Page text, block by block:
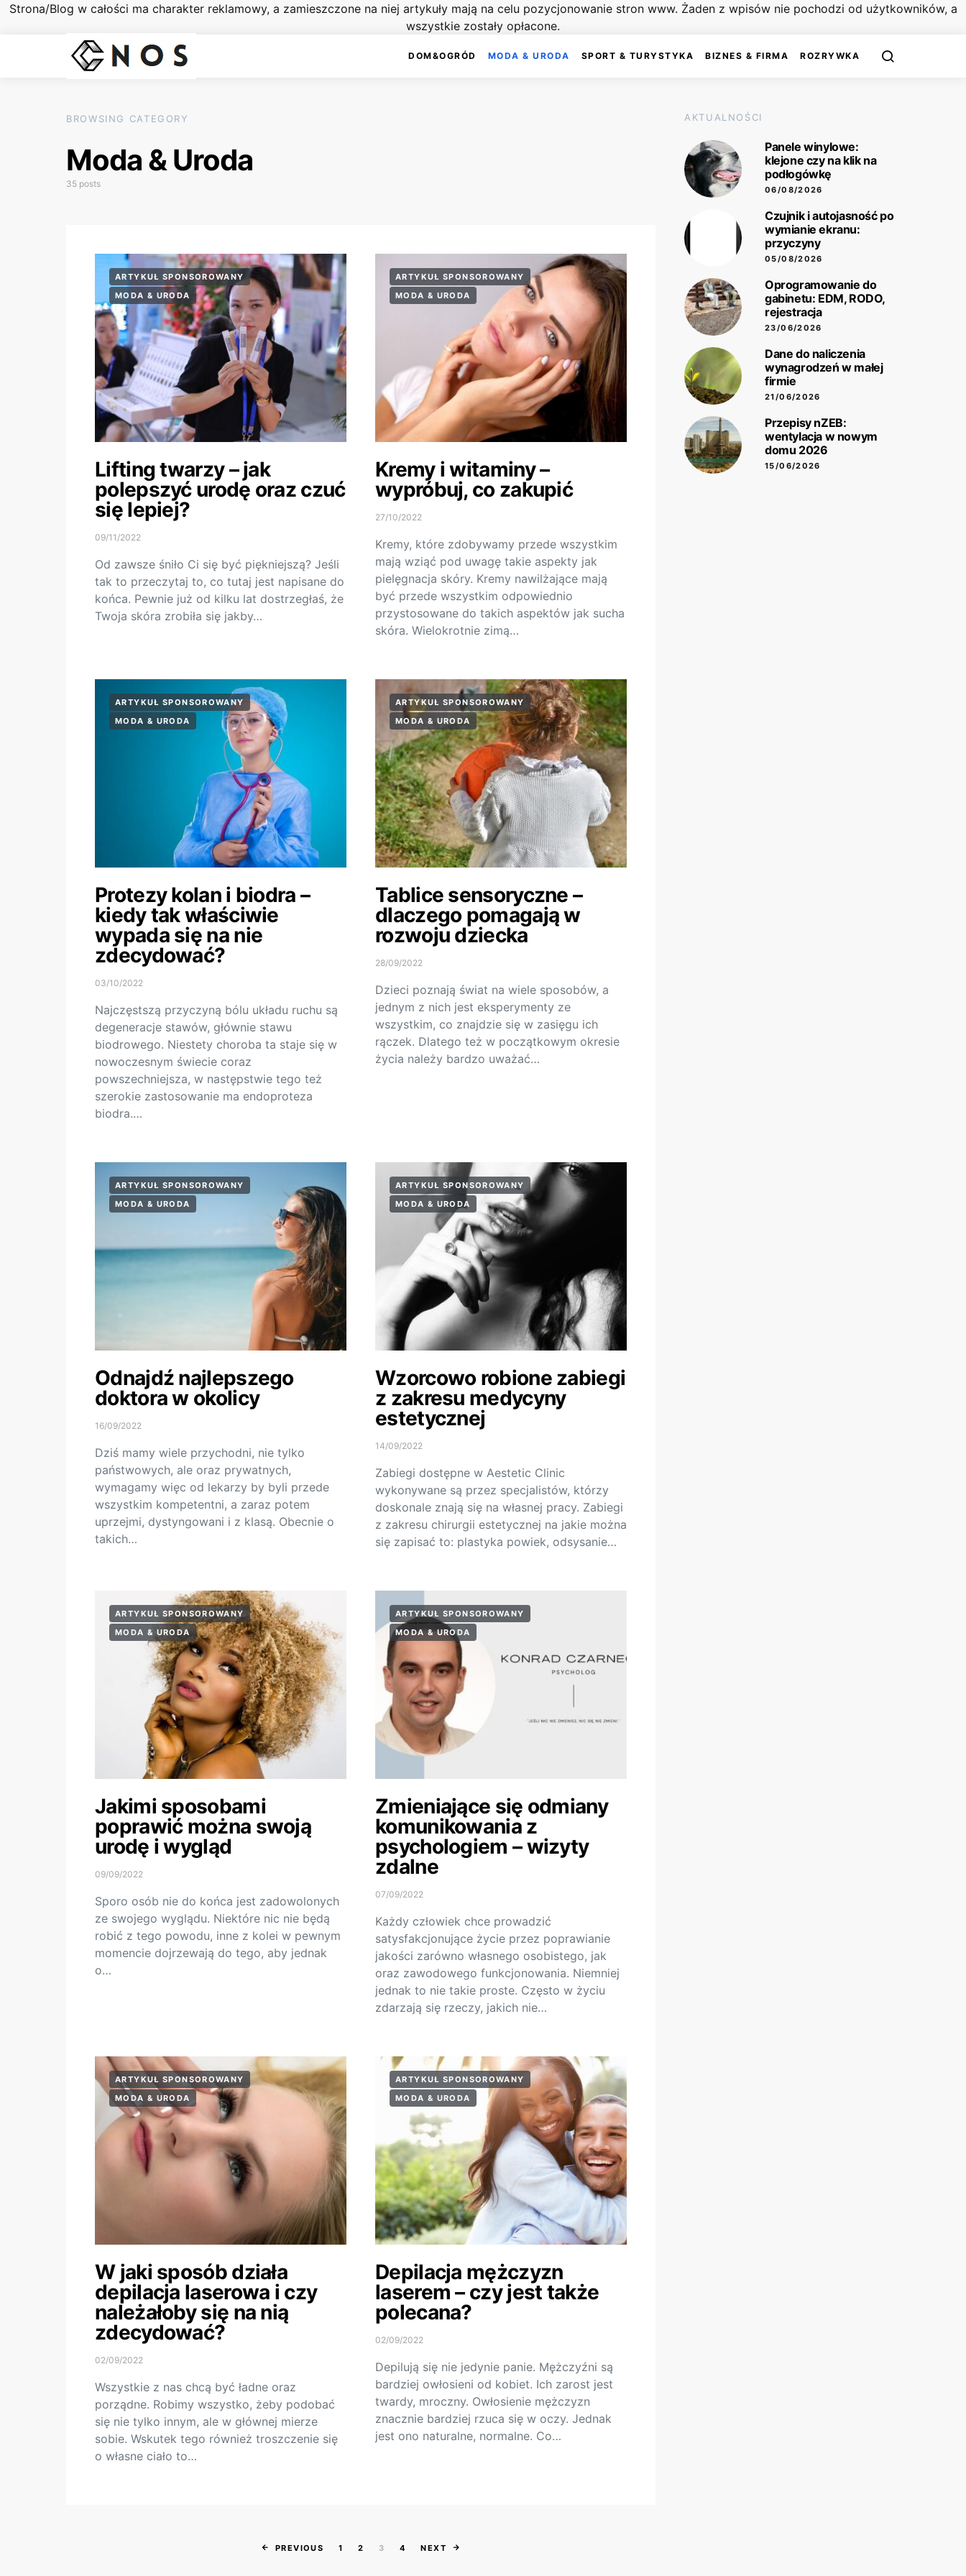
Strona/Blog w całości ma charakter reklamowy, a zamieszczone na niej artykuły mają na celu pozycjonowanie stron www. Żaden z wpisów nie pochodzi od użytkowników, a
wszystkie zostały opłacone.
DOM&OGRÓD MODA & URODA SPORT & TURYSTYKA BIZNES & FIRMA ROZRYWKA
BROWSING CATEGORY
Moda & Uroda
35 posts
ARTYKUŁ SPONSOROWANY
MODA & URODA
Lifting twarzy – jak
polepszyć urodę oraz czuć
się lepiej?
09/11/2022
Od zawsze śniło Ci się być piękniejszą? Jeśli
tak to przeczytaj to, co tutaj jest napisane do
końca. Pewnie już od kilku lat dostrzegłaś, że
Twoja skóra zrobiła się jakby…
ARTYKUŁ SPONSOROWANY
MODA & URODA
Kremy i witaminy –
wypróbuj, co zakupić
27/10/2022
Kremy, które zdobywamy przede wszystkim
mają wziąć pod uwagę takie aspekty jak
pielęgnacja skóry. Kremy nawilżające mają
być przede wszystkim odpowiednio
przystosowane do takich aspektów jak sucha
skóra. Wielokrotnie zimą…
ARTYKUŁ SPONSOROWANY
MODA & URODA
Protezy kolan i biodra –
kiedy tak właściwie
wypada się na nie
zdecydować?
03/10/2022
Najczęstszą przyczyną bólu układu ruchu są
degeneracje stawów, głównie stawu
biodrowego. Niestety choroba ta staje się w
nowoczesnym świecie coraz
powszechniejsza, w następstwie tego też
szerokie zastosowanie ma endoproteza
biodra.…
ARTYKUŁ SPONSOROWANY
MODA & URODA
Tablice sensoryczne –
dlaczego pomagają w
rozwoju dziecka
28/09/2022
Dzieci poznają świat na wiele sposobów, a
jednym z nich jest eksperymenty ze
wszystkim, co znajdzie się w zasięgu ich
rączek. Dlatego też w początkowym okresie
życia należy bardzo uważać…
ARTYKUŁ SPONSOROWANY
MODA & URODA
Odnajdź najlepszego
doktora w okolicy
16/09/2022
Dziś mamy wiele przychodni, nie tylko
państwowych, ale oraz prywatnych,
wymagamy więc od lekarzy by byli przede
wszystkim kompetentni, a zaraz potem
uprzejmi, dystyngowani i z klasą. Obecnie o
takich…
ARTYKUŁ SPONSOROWANY
MODA & URODA
Wzorcowo robione zabiegi
z zakresu medycyny
estetycznej
14/09/2022
Zabiegi dostępne w Aestetic Clinic
wykonywane są przez specjalistów, którzy
doskonale znają się na własnej pracy. Zabiegi
z zakresu chirurgii estetycznej na jakie można
się zapisać to: plastyka powiek, odsysanie…
ARTYKUŁ SPONSOROWANY
MODA & URODA
Jakimi sposobami
poprawić można swoją
urodę i wygląd
09/09/2022
Sporo osób nie do końca jest zadowolonych
ze swojego wyglądu. Niektóre nic nie będą
robić z tego powodu, inne z kolei w pewnym
momencie dojrzewają do tego, aby jednak
o…
ARTYKUŁ SPONSOROWANY
MODA & URODA
Zmieniające się odmiany
komunikowania z
psychologiem – wizyty
zdalne
07/09/2022
Każdy człowiek chce prowadzić
satysfakcjonujące życie przez poprawianie
jakości zarówno własnego osobistego, jak
oraz zawodowego funkcjonowania. Niemniej
jednak to nie takie proste. Często w życiu
zdarzają się rzeczy, jakich nie…
ARTYKUŁ SPONSOROWANY
MODA & URODA
W jaki sposób działa
depilacja laserowa i czy
należałoby się na nią
zdecydować?
02/09/2022
Wszystkie z nas chcą być ładne oraz
porządne. Robimy wszystko, żeby podobać
się nie tylko innym, ale w głównej mierze
sobie. Wskutek tego również troszczenie się
o własne ciało to…
ARTYKUŁ SPONSOROWANY
MODA & URODA
Depilacja mężczyzn
laserem – czy jest także
polecana?
02/09/2022
Depilują się nie jedynie panie. Mężczyźni są
bardziej owłosieni od kobiet. Ich zarost jest
twardy, mroczny. Owłosienie mężczyzn
znacznie bardziej rzuca się w oczy. Jednak
jest ono naturalne, normalne. Co…
Stronicowanie wpisów
PREVIOUS 1 2 3 4 NEXT
AKTUALNOŚCI
Panele winylowe:
klejone czy na klik na
podłogówkę
06/08/2026
Czujnik i autojasność po
wymianie ekranu:
przyczyny
05/08/2026
Oprogramowanie do
gabinetu: EDM, RODO,
rejestracja
23/06/2026
Dane do naliczenia
wynagrodzeń w małej
firmie
21/06/2026
Przepisy nZEB:
wentylacja w nowym
domu 2026
15/06/2026